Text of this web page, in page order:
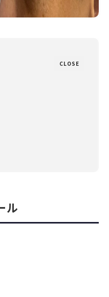
CLOSE
ル